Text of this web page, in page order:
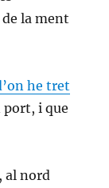
la ment
he tret
port, i que
al nord